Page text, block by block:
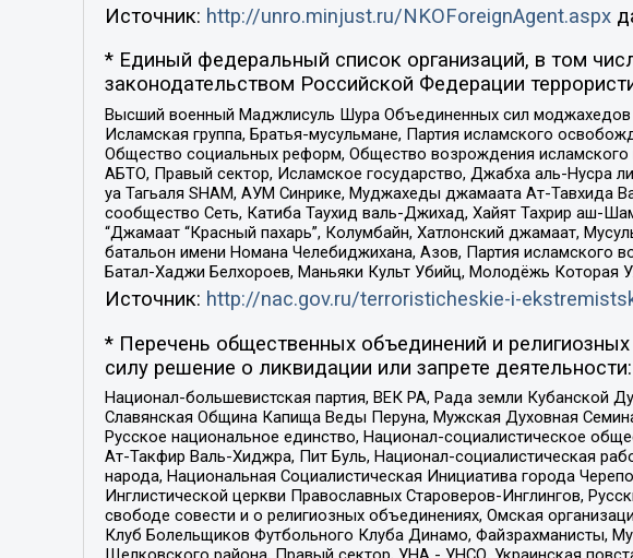
Источник: http://unro.minjust.ru/NKOForeignAgent.aspx
* Единый федеральный список организаций, в том
законодательством Российской Федерации
Высший военный Маджлисуль Шура Объединенных сил моджахедов
Исламская группа, Братья-мусульмане, Партия исламского
Общество социальных реформ, Общество возрождения
АБТО, Правый сектор, Исламское государство, Джабха аль-Нусра
уа Тагьаля SHAM, АУМ Синрике, Муджахеды джамаата Ат-Тавхида
сообщество Сеть, Катиба Таухид валь-Джихад, Хайят Тахрир аш-
“Джамаат “Красный пахарь”, Колумбайн, Хатлонский джамаат,
батальон имени Номана Челебиджихана, Азов, Партия исламского
Батал-Хаджи Белхороев, Маньяки Культ Убийц, Молодёжь Которая
Источник: http://nac.gov.ru/terroristicheskie-i-
* Перечень общественных объединений и
силу решение о ликвидации или запрете деятельности:
Национал-большевистская партия, ВЕК РА, Рада земли Кубанской
Славянская Община Капища Веды Перуна, Мужская Духовная
Русское национальное единство, Национал-социалистическое
Ат-Такфир Валь-Хиджра, Пит Буль, Национал-социалистическая
народа, Национальная Социалистическая Инициатива города
Инглистической церкви Православных Староверов-Инглингов,
свободе совести и о религиозных объединениях, Омская
Клуб Болельщиков Футбольного Клуба Динамо, Файзрахманисты,